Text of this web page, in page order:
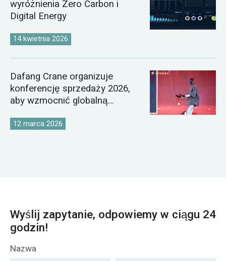
wyróżnienia Zero Carbon i
Digital Energy
14 kwietnia 2026
Dafang Crane organizuje
konferencję sprzedaży 2026,
aby wzmocnić globalną
12 marca 2026
Wyślij zapytanie, odpowiemy w ciągu 24
godzin!
Nazwa